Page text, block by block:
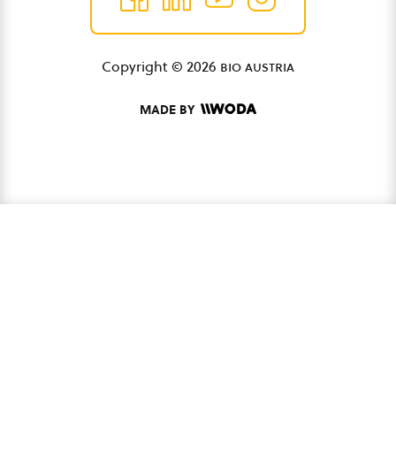
Copyright © 2026 bio austria
MADE BY